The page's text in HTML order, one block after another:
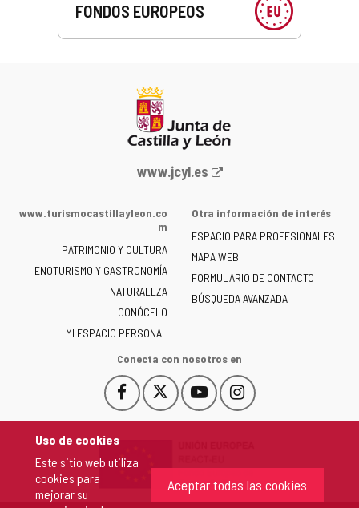
Uso de cookies
Este sitio web utiliza
cookies para
mejorar su
Aceptar todas las cookies
FONDOS EUROPEOS
Portal
la
de
Castilla
y
León
-
www.jcyl.es
www.turismocastillayleon.co
m
PATRIMONIO Y CULTURA
ENOTURISMO Y GASTRONOMÍA
NATURALEZA
CONÓCELO
MI ESPACIO PERSONAL
Otra información de interés
ESPACIO PARA PROFESIONALES
MAPA WEB
FORMULARIO DE CONTACTO
BÚSQUEDA AVANZADA
Conecta con nosotros en
Facebook
Este
enlace
en
Este
enlace
una
ventana
YouTube
Este
enlace
una
ventana
Instagram
Este
enlace
una
ventana